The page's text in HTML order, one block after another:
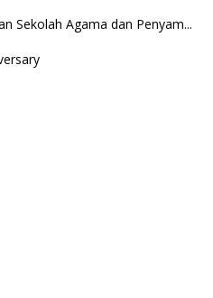
Sekolah Agama dan Penyam...